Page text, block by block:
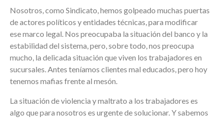
Nosotros, como Sindicato, hemos golpeado muchas puertas
de actores políticos y entidades técnicas, para modificar
ese marco legal. Nos preocupaba la situación del banco y la
estabilidad del sistema, pero, sobre todo, nos preocupa
mucho, la delicada situación que viven los trabajadores en
sucursales. Antes teníamos clientes mal educados, pero hoy
tenemos mafias frente al mesón.
La situación de violencia y maltrato a los trabajadores es
algo que para nosotros es urgente de solucionar. Y sabemos